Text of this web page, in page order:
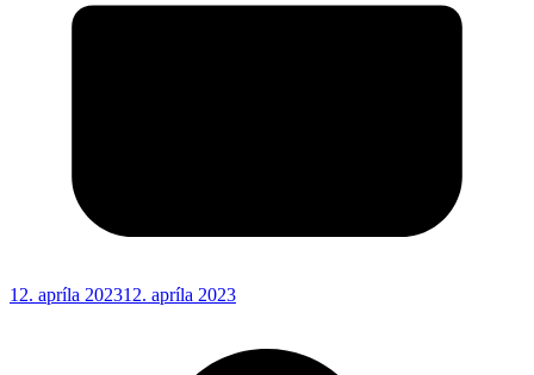
12. apríla 202312. apríla 2023